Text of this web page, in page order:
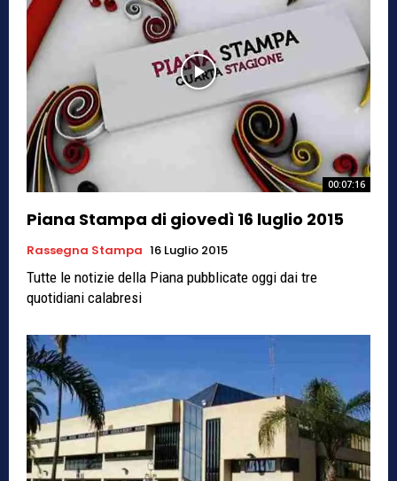
00:07:16
Piana Stampa di giovedì 16 luglio 2015
Rassegna Stampa 16 Luglio 2015
Tutte le notizie della Piana pubblicate oggi dai tre
quotidiani calabresi